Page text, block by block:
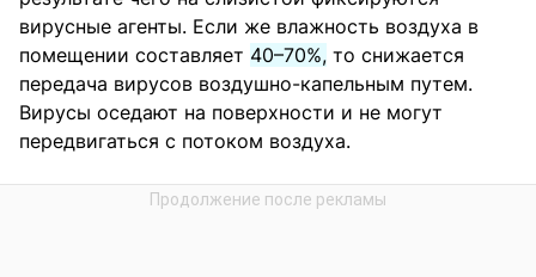
вирусные агенты. Если же влажность воздуха в
помещении составляет 40–70%, то снижается
передача вирусов воздушно-капельным путем.
Вирусы оседают на поверхности и не могут
передвигаться с потоком воздуха.